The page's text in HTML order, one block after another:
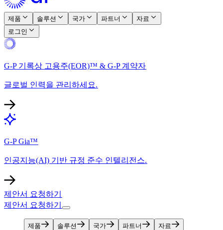
제품​​ 솔루션​​ 국가​​ 파트너​​
자료​​
로그인​​
G-P 기록상 고용주(EOR)™ & G-P 계약자​​
글로벌 인력을 관리하세요.​​
G-P Gia™​​
인공지능(AI) 기반 규정 준수 인텔리전스.​​
제안서 요청하기​​
제안서 요청하기​​
제품​​ 솔루션​​ 국가​​ 파트너​​ 자료​​